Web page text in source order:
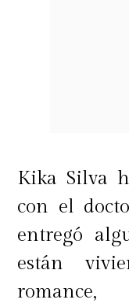
Kika Silva
con el
entregó
están